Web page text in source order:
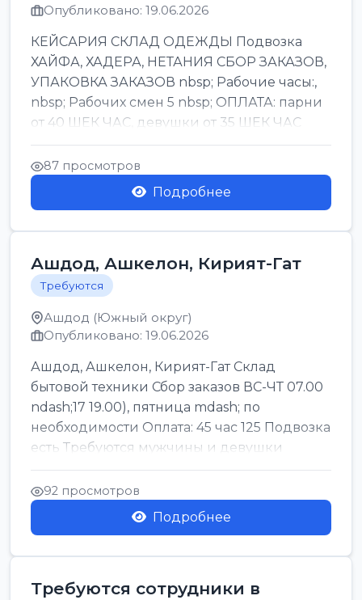
Опубликовано: 19.06.2026
КЕЙСАРИЯ СКЛАД ОДЕЖДЫ Подвозка
ХАЙФА, ХАДЕРА, НЕТАНИЯ СБОР ЗАКАЗОВ,
УПАКОВКА ЗАКАЗОВ nbsp; Рабочие часы:,
nbsp; Рабочих смен 5 nbsp; ОПЛАТА: парни
от 40 ШЕК ЧАС, девушки от 35 ШЕК ЧАС
БОНУСЫ 1500 ШЕК ...
87 просмотров
Подробнее
Ашдод, Ашкелон, Кирият-Гат
Требуются
Ашдод (Южный округ)
Опубликовано: 19.06.2026
Ашдод, Ашкелон, Кирият-Гат Склад
бытовой техники Сбор заказов ВС-ЧТ 07.00
ndash;17 19.00), пятница mdash; по
необходимости Оплата: 45 час 125 Подвозка
есть Требуются мужчины и девушки
Только официальн...
92 просмотров
Подробнее
Требуются сотрудники в